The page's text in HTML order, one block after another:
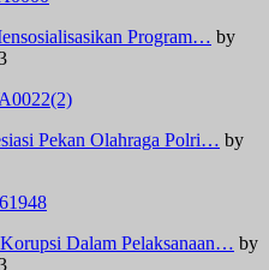
Program… by
Pekan Olahraga Polri… by
Dalam Pelaksanaan… by